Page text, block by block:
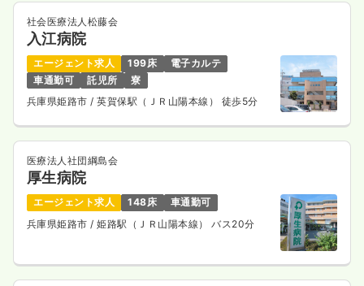
社会医療法人松藤会
入江病院
エージェント求人 199床
電子カルテ
車通勤可
託児所
寮
兵庫県姫路市/ 英賀保駅（ＪＲ山陽本線） 徒歩5分
医療法人社団綱島会
厚生病院
エージェント求人 148床
車通勤可
兵庫県姫路市 / 姫路駅（ＪＲ山陽本線） バス20分